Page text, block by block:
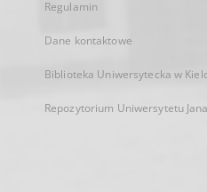
Regulamin
Dane kontaktowe
Biblioteka Uniwersytecka w
Repozytorium Uniwersytetu